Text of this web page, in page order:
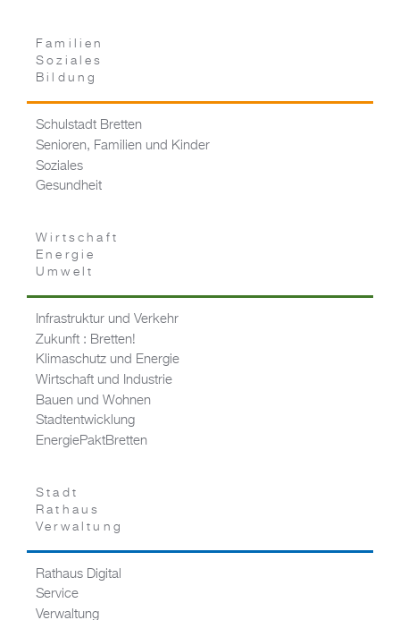
Familien
Soziales
Bildung
Schulstadt Bretten
Senioren, Familien und Kinder
Soziales
Gesundheit
Wirtschaft
Energie
Umwelt
Infrastruktur und Verkehr
Zukunft : Bretten!
Klimaschutz und Energie
Wirtschaft und Industrie
Bauen und Wohnen
Stadtentwicklung
EnergiePaktBretten
Stadt
Rathaus
Verwaltung
Rathaus Digital
Service
Verwaltung